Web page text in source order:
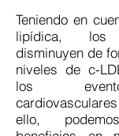
Teniendo en
lipídica, los
disminuyen de
niveles de c-
los
ello,